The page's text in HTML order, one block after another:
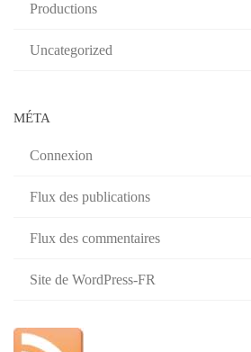
Productions
Uncategorized
MÉTA
Connexion
Flux des publications
Flux des commentaires
Site de WordPress-FR